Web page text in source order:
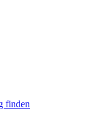
finden